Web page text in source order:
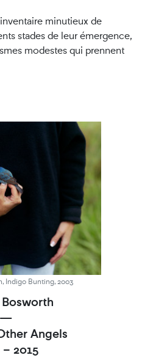
minutieux de
stades de leur émergence,
modestes qui prennent
Indigo Bunting, 2003
—
Angels
2015